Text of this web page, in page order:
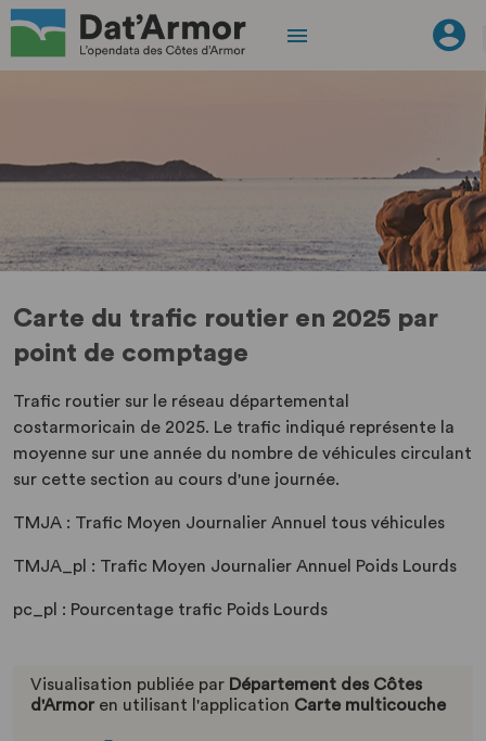
Carte du trafic routier en 2025 par
point de comptage
Trafic routier sur le réseau départemental
costarmoricain de 2025. Le trafic indiqué représente la
moyenne sur une année du nombre de véhicules circulant
sur cette section au cours d'une journée.
TMJA : Trafic Moyen Journalier Annuel tous véhicules
TMJA_pl : Trafic Moyen Journalier Annuel Poids Lourds
pc_pl : Pourcentage trafic Poids Lourds
Visualisation publiée par Département des Côtes
d'Armor en utilisant l'application Carte multicouche